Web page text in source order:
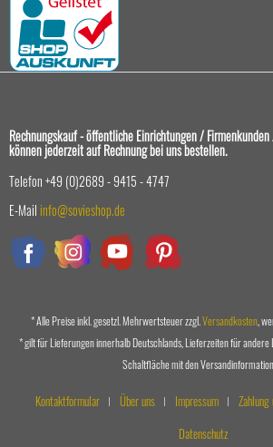
Rechnungskauf - öffentliche Einrichtungen /
können jederzeit auf Rechnung bei uns bestellen.
Telefon +49 (0)2689 - 9415 - 4747
E-Mail info@sovieshop.de
* Alle Preise inkl. gesetzl. Mehrwertsteuer zzgl.Versandkosten,
* gilt für Lieferungen innerhalb Deutschlands, Lieferzeiten für
Schaltfläche mit den
Kontaktformular Über uns Impressum Zahlung
Datenschutz